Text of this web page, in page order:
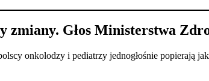
zmiany. Głos Ministerstwa
onkolodzy i pediatrzy jednogłośnie popierają